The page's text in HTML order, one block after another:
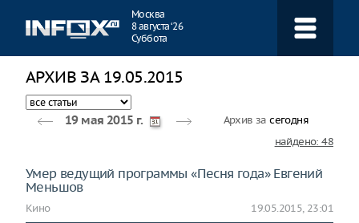
Москва
8 августа ‘26
Суббота
АРХИВ ЗА 19.05.2015
19 мая 2015 г. Архив засегодня
найдено: 48
Умер ведущий программы «Песня года» Евгений
Меньшов
Кино 19.05.2015, 23:01